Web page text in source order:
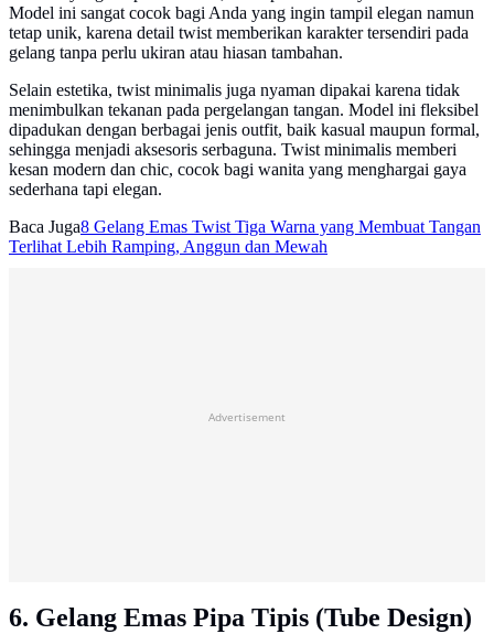
Model ini sangat cocok bagi Anda yang ingin tampil elegan namun
tetap unik, karena detail twist memberikan karakter tersendiri pada
gelang tanpa perlu ukiran atau hiasan tambahan.
Selain estetika, twist minimalis juga nyaman dipakai karena tidak
menimbulkan tekanan pada pergelangan tangan. Model ini fleksibel
dipadukan dengan berbagai jenis outfit, baik kasual maupun formal,
sehingga menjadi aksesoris serbaguna. Twist minimalis memberi
kesan modern dan chic, cocok bagi wanita yang menghargai gaya
sederhana tapi elegan.
Baca Juga8 Gelang Emas Twist Tiga Warna yang Membuat Tangan
Terlihat Lebih Ramping, Anggun dan Mewah
Advertisement
6. Gelang Emas Pipa Tipis (Tube Design)